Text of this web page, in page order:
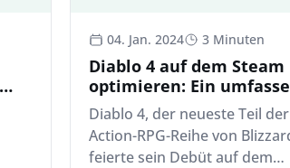
04. Jan. 2024 3 Minuten
Diablo 4 auf dem Steam
optimieren: Ein
Diablo 4, der neueste Teil
Action-RPG-Reihe von
feierte sein Debüt auf dem…